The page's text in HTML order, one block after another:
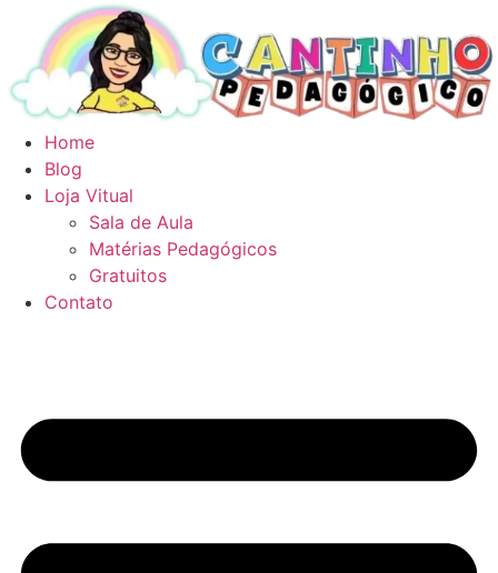
conteúdo
Home
Blog
Loja Vitual
Sala de Aula
Matérias Pedagógicos
Gratuitos
Contato